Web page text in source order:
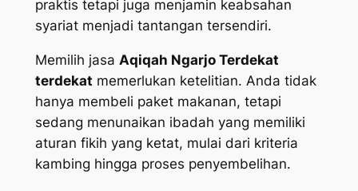
praktis tetapi juga menjamin keabsahan
syariat menjadi tantangan tersendiri.
Memilih jasa Aqiqah Ngarjo Terdekat
terdekat memerlukan ketelitian. Anda tidak
hanya membeli paket makanan, tetapi
sedang menunaikan ibadah yang memiliki
aturan fikih yang ketat, mulai dari kriteria
kambing hingga proses penyembelihan.